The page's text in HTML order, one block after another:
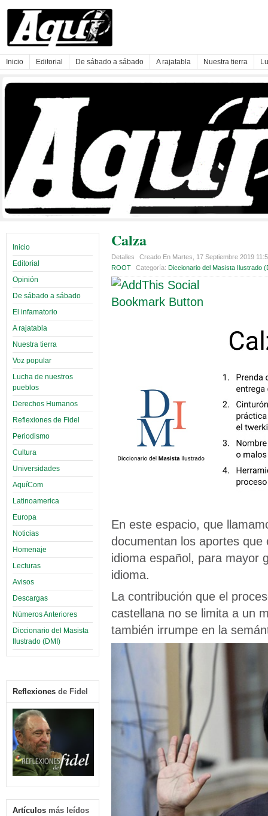
Inicio Editorial De sábado a sábado A rajatabla Nuestra tierra
Inicio
Editorial
Opinión
De sábado a sábado
El infamatorio
A rajatabla
Nuestra tierra
Voz popular
Lucha de nuestros
pueblos
Derechos Humanos
Reflexiones de Fidel
Periodismo
Cultura
Universidades
AquíCom
Latinoamerica
Europa
Noticias
Homenaje
Lecturas
Avisos
Descargas
Números Anteriores
Diccionario del Masista
Ilustrado (DMI)
Reflexiones de Fidel
Artículos más leídos
Calza
Detalles
Creado En Martes, 17 Septiembre 2019
ROOT
Categoría: Diccionario del Masista Ilustrado
En este espacio, que
documentan los aportes que
idioma español, para mayor
idioma.
La contribución que el
castellana no se limita a un
también irrumpe en la